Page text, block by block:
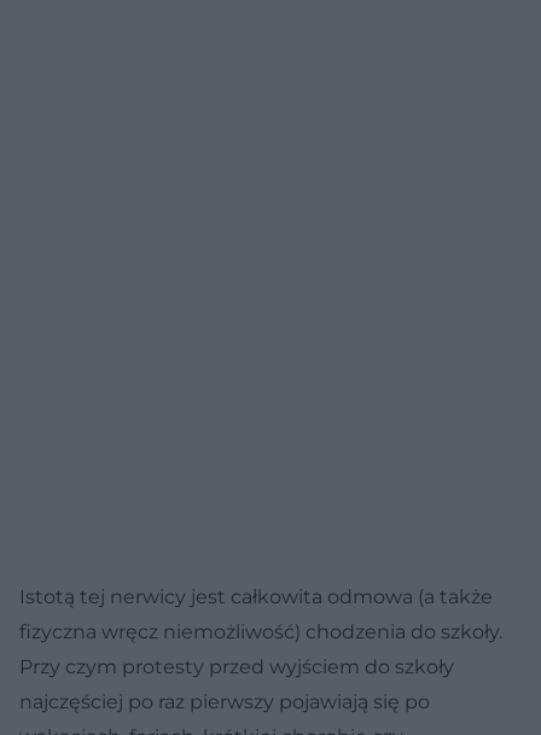
Istotą tej nerwicy jest całkowita odmowa (a także
fizyczna wręcz niemożliwość) chodzenia do szkoły.
Przy czym protesty przed wyjściem do szkoły
najczęściej po raz pierwszy pojawiają się po